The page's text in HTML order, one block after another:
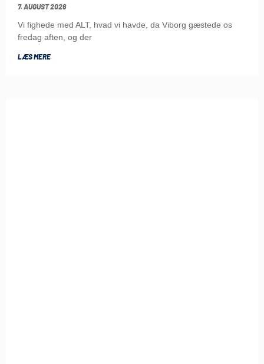
7. AUGUST 2026
Vi fighede med ALT, hvad vi havde, da Viborg gæstede os
fredag aften, og der
LÆS MERE